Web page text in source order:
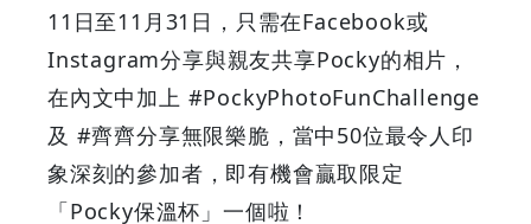
Discounts
11日至11月31日，只需在Facebook或
Instagram分享與親友共享Pocky的相片，
在內文中加上 #PockyPhotoFunChallenge
及 #齊齊分享無限樂脆，當中50位最令人印
象深刻的參加者，即有機會贏取限定
「Pocky保溫杯」一個啦！